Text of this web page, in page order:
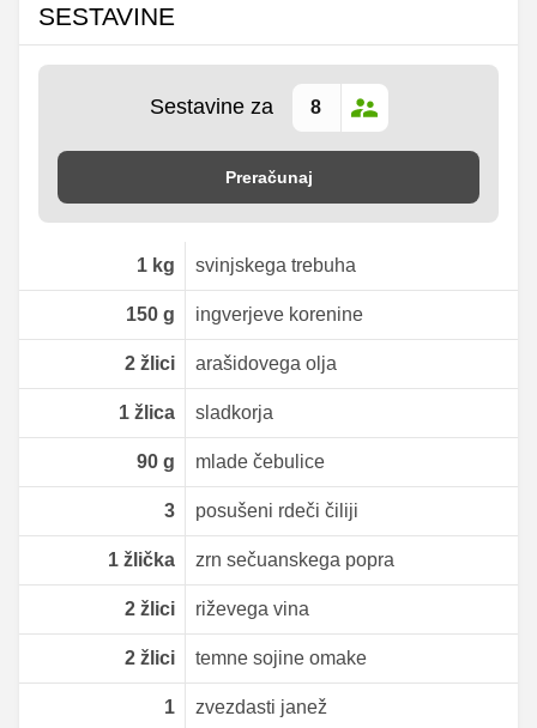
SESTAVINE
Sestavine za
Preračunaj
1kg svinjskega trebuha
150g ingverjeve korenine
2žlici arašidovega olja
1žlica sladkorja
90g mlade čebulice
3 posušeni rdeči čiliji
1žlička zrn sečuanskega popra
2žlici riževega vina
2žlici temne sojine omake
1 zvezdasti janež